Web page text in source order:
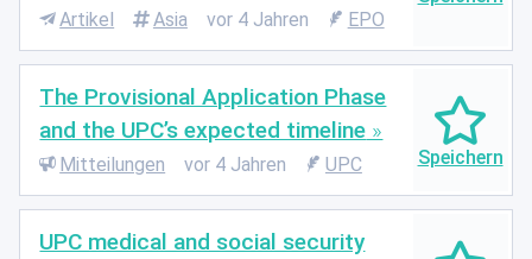
Artikel Asia vor 4 Jahren EPO
The Provisional Application Phase
and the UPC’s expected timeline
Mitteilungen vor 4 Jahren UPC
UPC medical and social security